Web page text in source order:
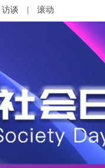
访谈 滚动